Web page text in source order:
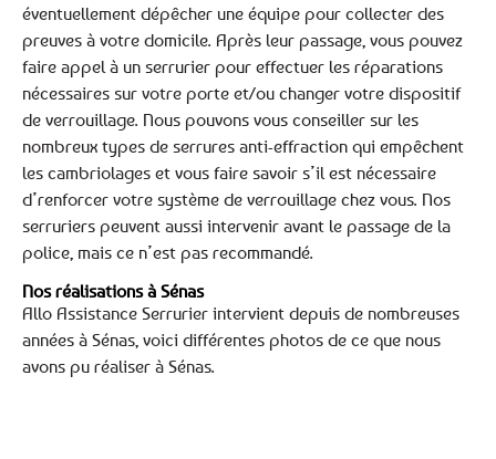
éventuellement dépêcher une équipe pour collecter des
preuves à votre domicile. Après leur passage, vous pouvez
faire appel à un serrurier pour effectuer les réparations
nécessaires sur votre porte et/ou changer votre dispositif
de verrouillage. Nous pouvons vous conseiller sur les
nombreux types de serrures anti-effraction qui empêchent
les cambriolages et vous faire savoir s’il est nécessaire
d’renforcer votre système de verrouillage chez vous. Nos
serruriers peuvent aussi intervenir avant le passage de la
police, mais ce n’est pas recommandé.
Nos réalisations à Sénas
Allo Assistance Serrurier intervient depuis de nombreuses
années à Sénas, voici différentes photos de ce que nous
avons pu réaliser à Sénas.